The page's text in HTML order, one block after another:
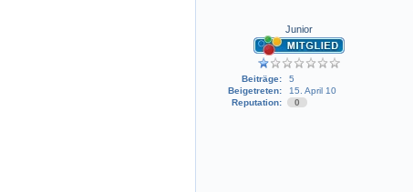
Junior
Beiträge:
5
Beigetreten:
15. April 10
Reputation:
0